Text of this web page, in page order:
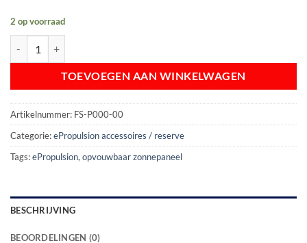
2 op voorraad
TOEVOEGEN AAN WINKELWAGEN
Artikelnummer: FS-P000-00
Categorie:ePropulsion accessoires / reserve
Tags:ePropulsion,opvouwbaar zonnepaneel
BESCHRIJVING
BEOORDELINGEN (0)